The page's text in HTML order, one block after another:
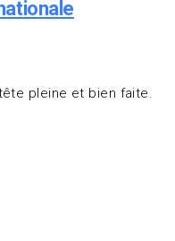
pleine et bien faite.